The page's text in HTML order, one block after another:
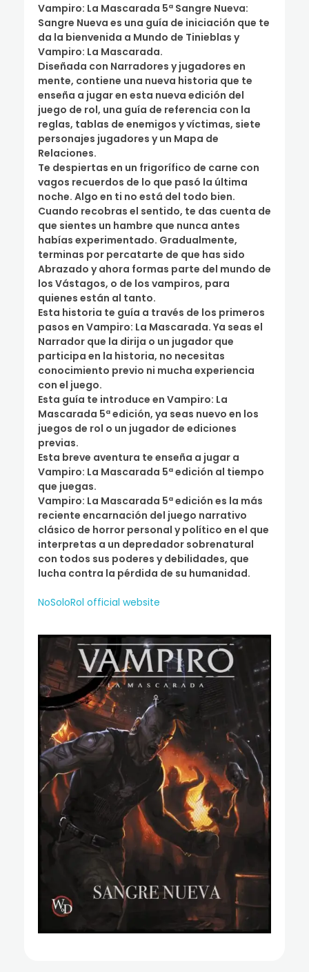
Vampiro: La Mascarada 5ª Sangre Nueva:
Sangre Nueva es una guía de iniciación que te
da la bienvenida a Mundo de Tinieblas y
Vampiro: La Mascarada.
Diseñada con Narradores y jugadores en
mente, contiene una nueva historia que te
enseña a jugar en esta nueva edición del
juego de rol, una guía de referencia con la
reglas, tablas de enemigos y víctimas, siete
personajes jugadores y un Mapa de
Relaciones.
Te despiertas en un frigorífico de carne con
vagos recuerdos de lo que pasó la última
noche. Algo en ti no está del todo bien.
Cuando recobras el sentido, te das cuenta de
que sientes un hambre que nunca antes
habías experimentado. Gradualmente,
terminas por percatarte de que has sido
Abrazado y ahora formas parte del mundo de
los Vástagos, o de los vampiros, para
quienes están al tanto.
Esta historia te guía a través de los primeros
pasos en Vampiro: La Mascarada. Ya seas el
Narrador que la dirija o un jugador que
participa en la historia, no necesitas
conocimiento previo ni mucha experiencia
con el juego.
Esta guía te introduce en Vampiro: La
Mascarada 5ª edición, ya seas nuevo en los
juegos de rol o un jugador de ediciones
previas.
Esta breve aventura te enseña a jugar a
Vampiro: La Mascarada 5ª edición al tiempo
que juegas.
Vampiro: La Mascarada 5ª edición es la más
reciente encarnación del juego narrativo
clásico de horror personal y político en el que
interpretas a un depredador sobrenatural
con todos sus poderes y debilidades, que
lucha contra la pérdida de su humanidad.
NoSoloRol official website